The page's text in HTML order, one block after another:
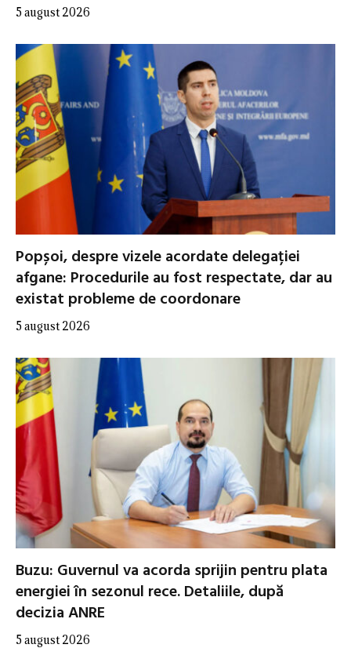
5 august 2026
Popșoi, despre vizele acordate delegației
afgane: Procedurile au fost respectate, dar au
existat probleme de coordonare
5 august 2026
Buzu: Guvernul va acorda sprijin pentru plata
energiei în sezonul rece. Detaliile, după
decizia ANRE
5 august 2026